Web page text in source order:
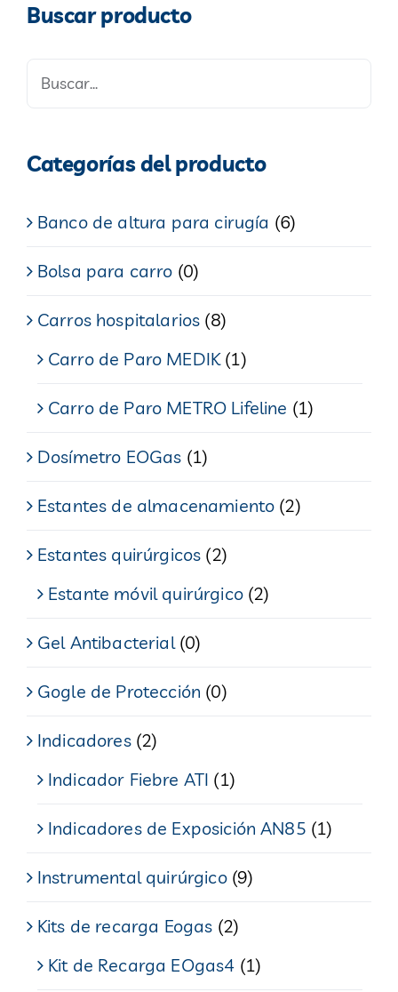
Buscar producto
Categorías del producto
Banco de altura para cirugía (6)
Bolsa para carro (0)
Carros hospitalarios (8)
Carro de Paro MEDIK (1)
Carro de Paro METRO Lifeline (1)
Dosímetro EOGas (1)
Estantes de almacenamiento (2)
Estantes quirúrgicos (2)
Estante móvil quirúrgico (2)
Gel Antibacterial (0)
Gogle de Protección (0)
Indicadores (2)
Indicador Fiebre ATI (1)
Indicadores de Exposición AN85 (1)
Instrumental quirúrgico (9)
Kits de recarga Eogas (2)
Kit de Recarga EOgas4 (1)